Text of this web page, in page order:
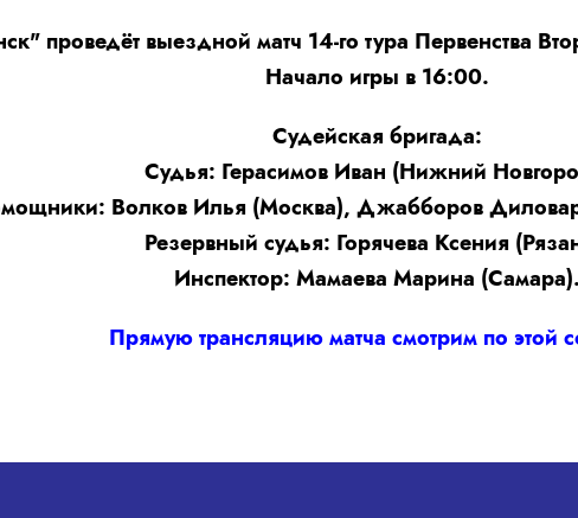
проведёт выездной матч 14-го тура Первенства
Начало игры в 16:00.
Судейская бригада:
Судья: Герасимов Иван (Нижний
Волков Илья (Москва), Джабборов Диловар
Резервный судья: Горячева Ксения
Инспектор: Мамаева Марина (Самара).
Прямую трансляцию матча смотрим по этой